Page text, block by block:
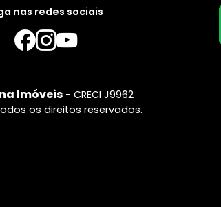
nas redes sociais
Imóveis - CRECI J9962
os direitos reservados.